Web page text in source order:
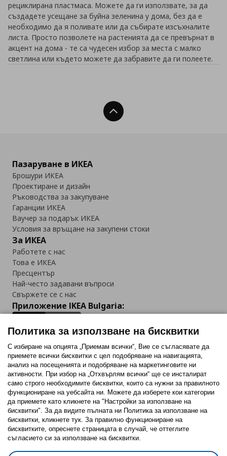
рециклирана пластмаса. Можете да ги използвате, за да
създадете усещане за буйна зеленина у дома, без да е
необходимо да я поливате или да събирате изсъхналите
листа. Просто позволете на растенията да се превърнат в
акцент на дома - те са чудесен избор за места с малко
светлина или където можете да забравите да ги полеете.
Нагоре
Пазаруване в ИКЕА
Брошури ИКЕА
Проектиране и дизайн
Ръководства за закупуване
Гаранции ИКЕА
Ваучер за подарък ИКЕА
Условия за връщане на закупени стоки
За ИКЕА
Работете с нас
Това е ИКЕА
Пресцентър
Най-често задавани въпроси
Свържете се с нас
Приложение IKEA Bulgaria:
Последвайте ни:
FacebookTwitterYoutubePinterestInstagram
Политика за използване на бисквитки (Cookies)
Избор на настройки за използване на бисквитки
Политика за използване на бисквитки
С избиране на опцията „Приемам всички“, Вие се съгласявате да
приемете всички бисквитки с цел подобряване на навигацията,
анализ на посещенията и подобряване на маркетинговите ни
активности. При избор на „Отхвърлям всички“ ще се инсталират
само строго необходимитe бисквитки, които са нужни за правилното
функциониране на уебсайта ни. Можете да изберете кои категории
да приемете като кликнете на "Настройки за използване на
бисквитки". За да видите пълната ни Политика за използване на
бисквитки, кликнете тук. За правилно функциониране на
бисквитките, опреснете страницата в случай, че оттеглите
съгласието си за използване на бисквитки.